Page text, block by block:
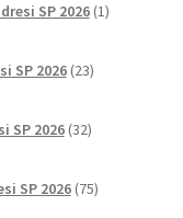
SP 2026 1izdelek
SP 2026 23izdelkov
SP 2026 32izdelkov
SP 2026 75izdelkov